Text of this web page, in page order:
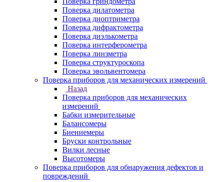
Поверка дилатометра
Поверка диоптриметра
Поверка дифрактометра
Поверка диэлькометра
Поверка интерферометра
Поверка линзметра
Поверка структуроскопа
Поверка эвольвентомера
Поверка приборов для механических измерений
Назад
Поверка приборов для механических
измерений
Бабки измерительные
Балансомеры
Биениемеры
Бруски контрольные
Вилки лесные
Высотомеры
Поверка приборов для обнаружения дефектов и
повреждений